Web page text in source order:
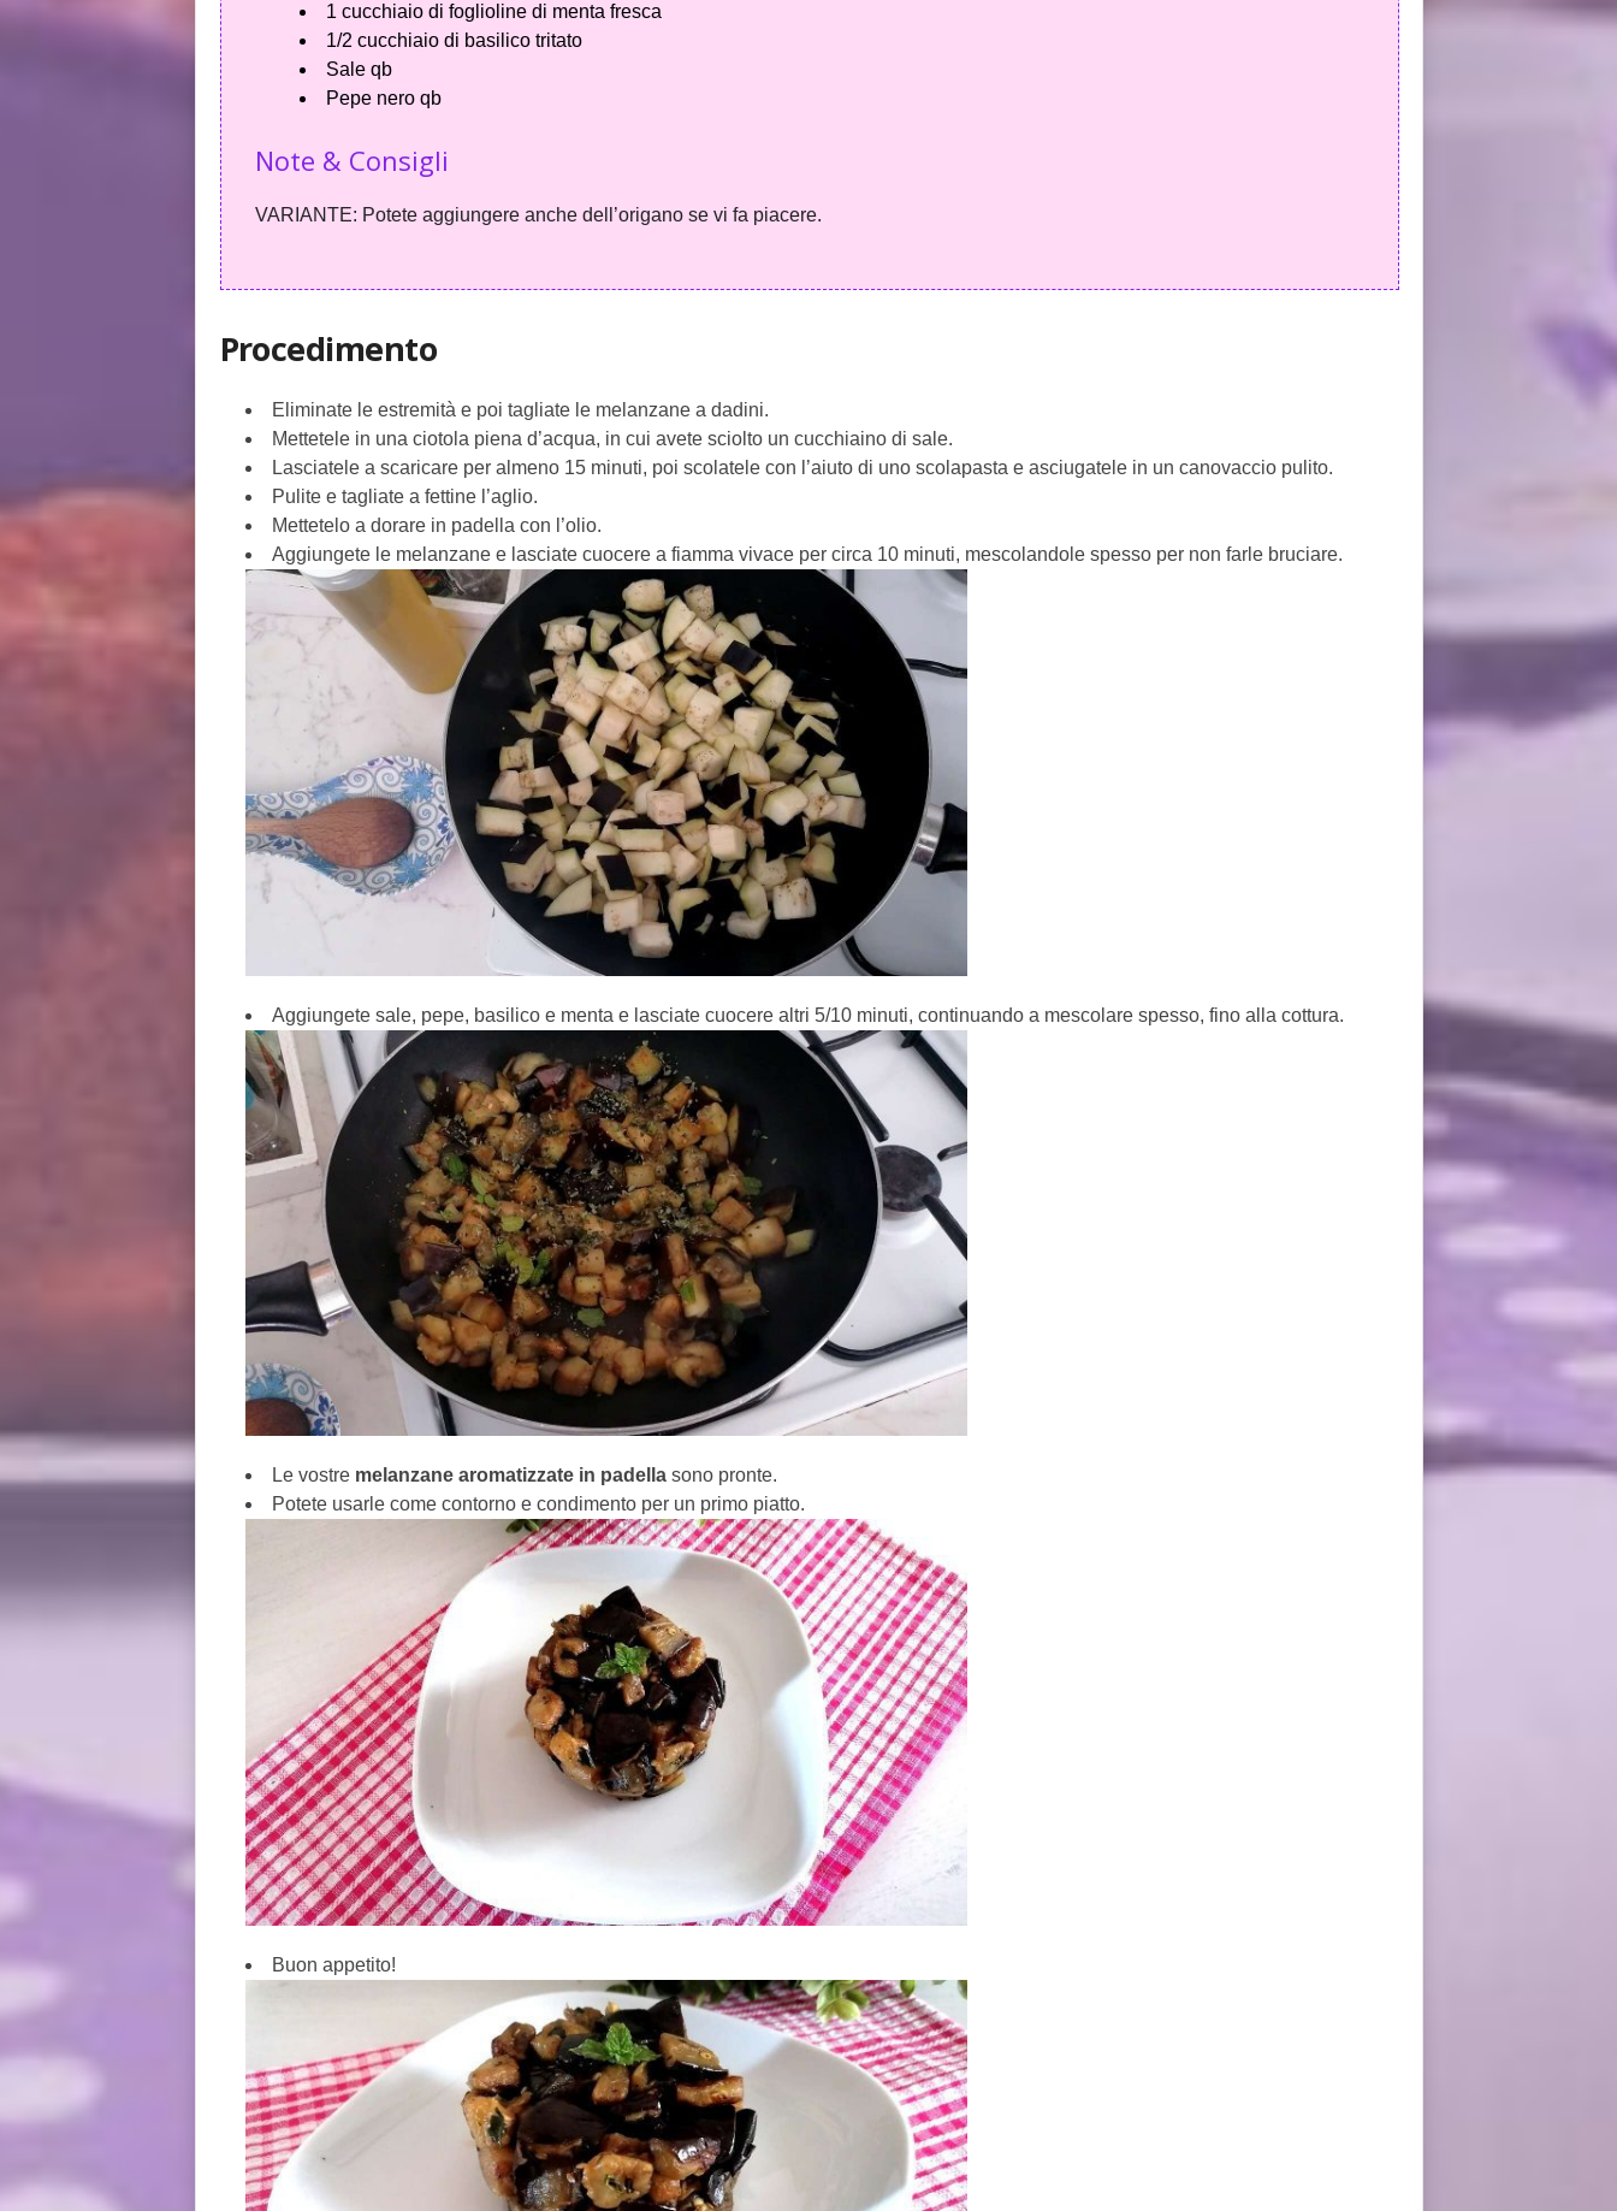
1 cucchiaio di foglioline di menta fresca
1/2 cucchiaio di basilico tritato
Sale qb
Pepe nero qb
Note & Consigli
VARIANTE: Potete aggiungere anche dell’origano se vi fa piacere.
Procedimento
Eliminate le estremità e poi tagliate le melanzane a dadini.
Mettetele in una ciotola piena d’acqua, in cui avete sciolto un cucchiaino di sale.
Lasciatele a scaricare per almeno 15 minuti, poi scolatele con l’aiuto di uno scolapasta e asciugatele in un canovaccio pulito.
Pulite e tagliate a fettine l’aglio.
Mettetelo a dorare in padella con l’olio.
Aggiungete le melanzane e lasciate cuocere a fiamma vivace per circa 10 minuti, mescolandole spesso per non farle bruciare.
Aggiungete sale, pepe, basilico e menta e lasciate cuocere altri 5/10 minuti, continuando a mescolare spesso, fino alla cottura.
Le vostre melanzane aromatizzate in padellasono pronte.
Potete usarle come contorno e condimento per un primo piatto.
Buon appetito!